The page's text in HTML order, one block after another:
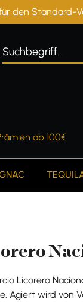
den Standard-
ab 100€
Licorero
Agiert wird von